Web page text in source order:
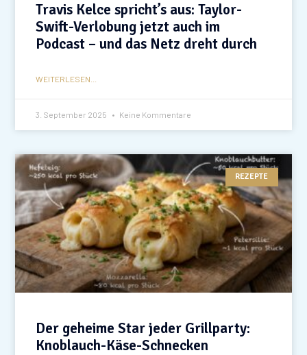
Travis Kelce spricht’s aus: Taylor-
Swift-Verlobung jetzt auch im
Podcast – und das Netz dreht durch
WEITERLESEN...
3. September 2025 Keine Kommentare
REZEPTE
Der geheime Star jeder Grillparty:
Knoblauch-Käse-Schnecken